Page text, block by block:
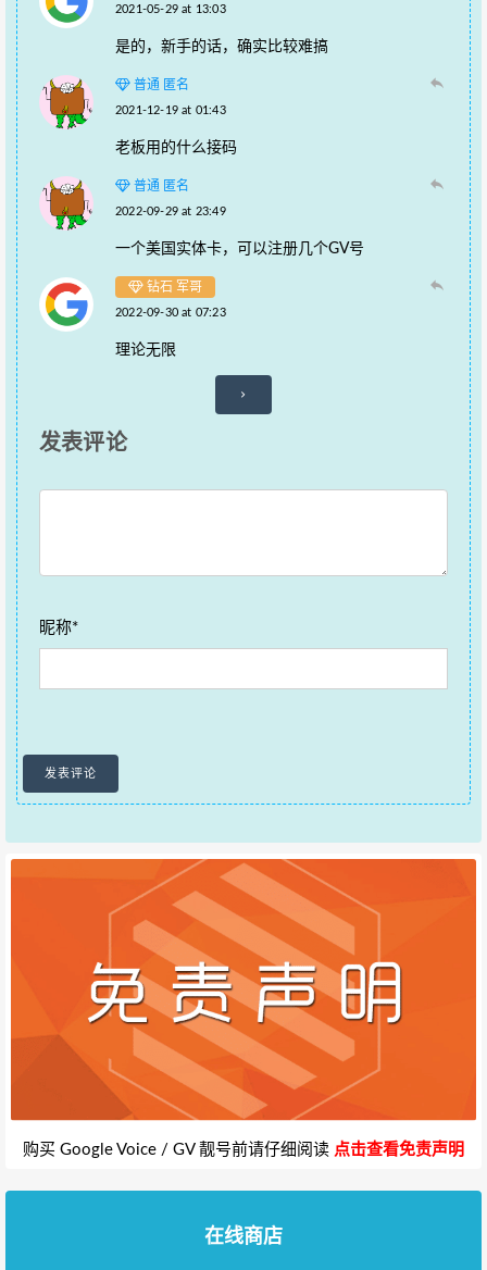
2021-05-29 at 13:03
是的，新手的话，确实比较难搞
普通 匿名
2021-12-19 at 01:43
老板用的什么接码
普通 匿名
2022-09-29 at 23:49
一个美国实体卡，可以注册几个GV号
钻石 军哥
2022-09-30 at 07:23
理论无限
论
航
发表评论
昵称*
购买 Google Voice / GV 靓号前请仔细阅读 点击查看免责声明
在线商店